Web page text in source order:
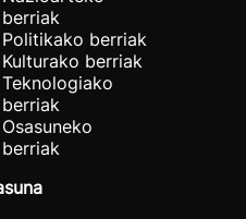
berriak
Politikako berriak
Kulturako berriak
Teknologiako
berriak
Osasuneko
berriak